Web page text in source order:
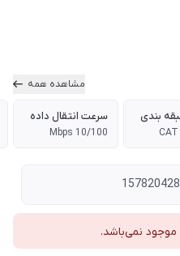
مشاهده همه
بندی سرعت انتقال داده
10/100 Mbps
نمی‌باشد.